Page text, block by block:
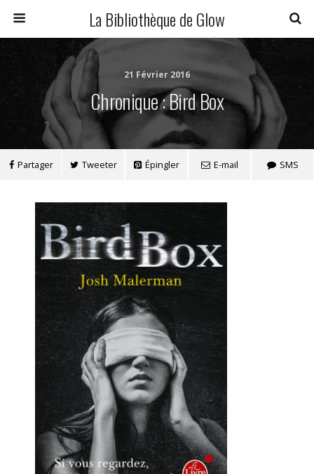
La Bibliothèque de Glow
21 Février 2016
Chronique : Bird Box
Partager Tweeter Épingler E-mail SMS